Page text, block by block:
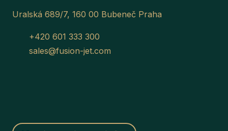
Uralská 689/7, 160 00 Bubeneč Praha
+420 601 333 300
sales@fusion-jet.com